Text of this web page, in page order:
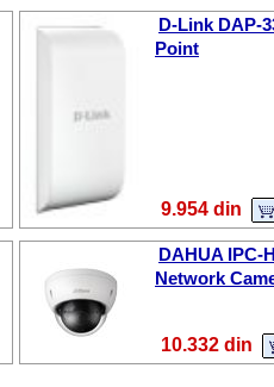
D-Link DAP-
Point
9.954 din
DAHUA IPC-
Network
10.332 din